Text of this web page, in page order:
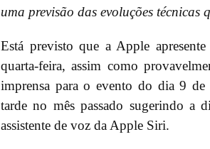
uma previsão das evoluções técnicas
Está previsto que a Apple
quarta-feira, assim como
imprensa para o evento do dia 9
tarde no mês passado sugerindo a
assistente de voz da Apple Siri.